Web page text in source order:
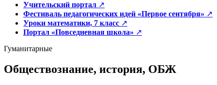
Учительский портал ↗
Фестиваль педагогических идей «Первое сентября» ↗
Уроки математики, 7 класс ↗
Портал «Повседневная школа» ↗
Гуманитарные
Обществознание, история, ОБЖ